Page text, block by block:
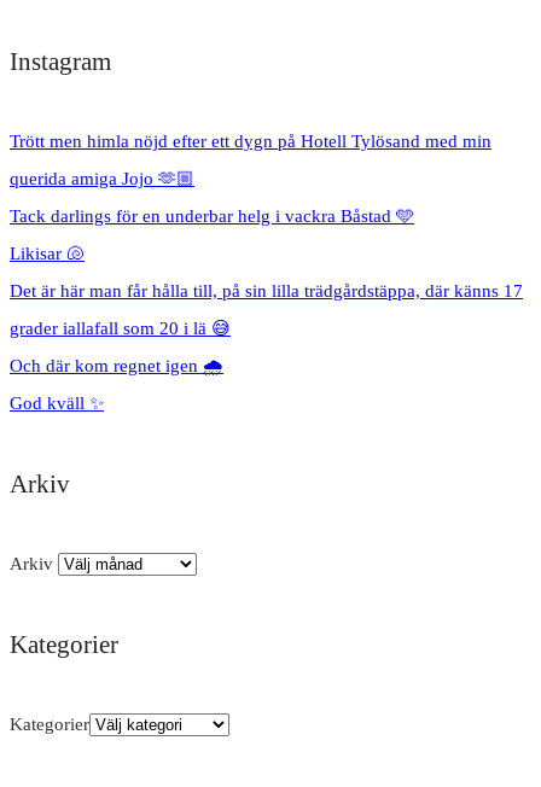
Instagram
Trött men himla nöjd efter ett dygn på Hotell Tylösand med min
querida amiga Jojo 🫶🏼
Tack darlings för en underbar helg i vackra Båstad 🩵
Likisar 🐚
Det är här man får hålla till, på sin lilla trädgårdstäppa, där känns 17
grader iallafall som 20 i lä 😅
Och där kom regnet igen 🌧️
God kväll ✨
Arkiv
Arkiv
Kategorier
Kategorier